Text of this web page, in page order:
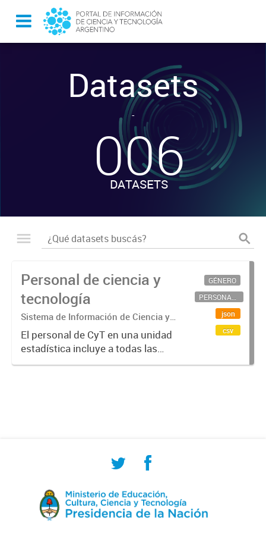
Datasets
-
006
DATASETS
Personal de ciencia y
tecnología
Sistema de Información de Ciencia y
Tecnología Argentino (SICYTAR)
El personal de CyT en una unidad
estadística incluye a todas las
personas involucradas
GÉNERO
PERSONAL CIENTÍFICO-TECNOLÓGICO
json
csv